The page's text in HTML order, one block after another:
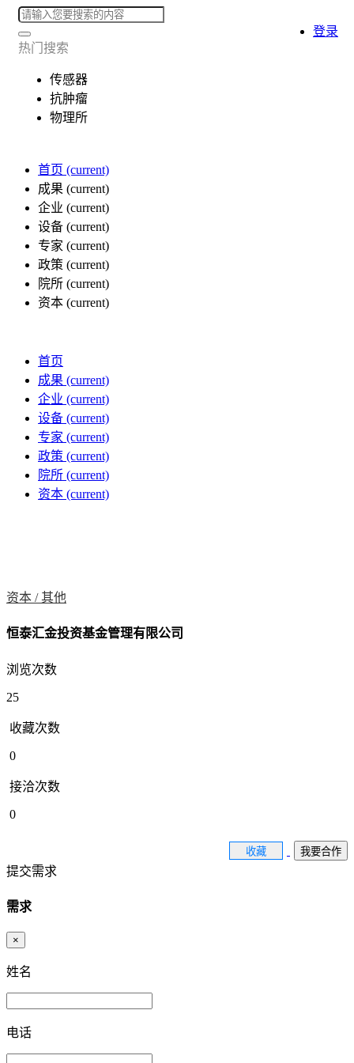
热门搜索
传感器
抗肿瘤
物理所
首页 (current)
成果 (current)
企业 (current)
设备 (current)
专家 (current)
政策 (current)
院所 (current)
资本 (current)
登录
首页
成果 (current)
企业 (current)
设备 (current)
专家 (current)
政策 (current)
院所 (current)
资本 (current)
资本 /其他
恒泰汇金投资基金管理有限公司
浏览次数
25
收藏次数
0
接洽次数
0
收藏 我要合作
提交需求
需求
×
姓名
电话